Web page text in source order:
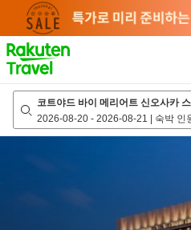
page
코트야드 바이 메리어트 신오사카
2026-08-20 - 2026-08-21 | 숙박 인